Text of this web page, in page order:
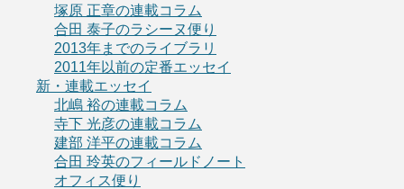
塚原 正章の連載コラム
合田 泰子のラシーヌ便り
2013年までのライブラリ
2011年以前の定番エッセイ
新・連載エッセイ
北嶋 裕の連載コラム
寺下 光彦の連載コラム
建部 洋平の連載コラム
合田 玲英のフィールドノート
オフィス便り